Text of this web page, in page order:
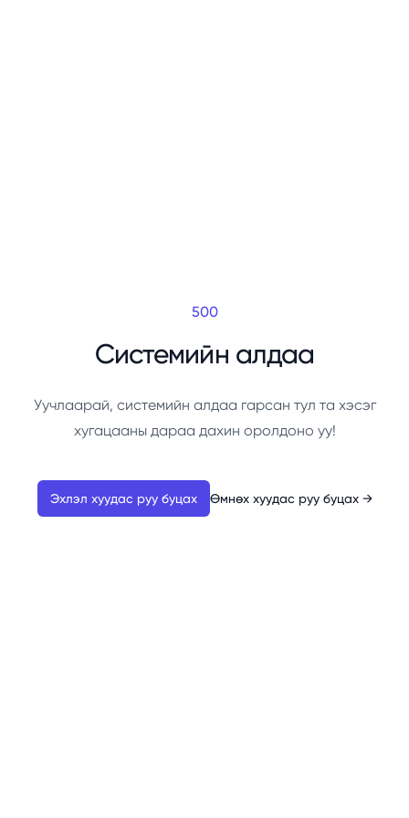
500
Системийн алдаа
Уучлаарай, системийн алдаа гарсан тул та хэсэг
хугацааны дараа дахин оролдоно уу!
Эхлэл хуудас руу буцах Өмнөх хуудас руу буцах →